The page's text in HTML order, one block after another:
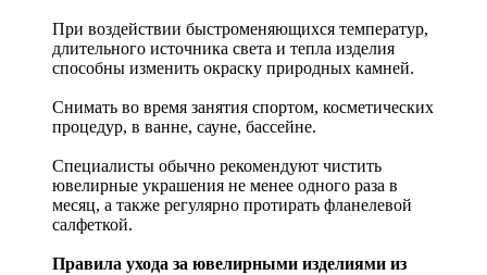
При воздействии быстроменяющихся температур,
длительного источника света и тепла изделия
способны изменить окраску природных камней.
Снимать во время занятия спортом, косметических
процедур, в ванне, сауне, бассейне.
Специалисты обычно рекомендуют чистить
ювелирные украшения не менее одного раза в
месяц, а также регулярно протирать фланелевой
салфеткой.
Правила ухода за ювелирными изделиями из